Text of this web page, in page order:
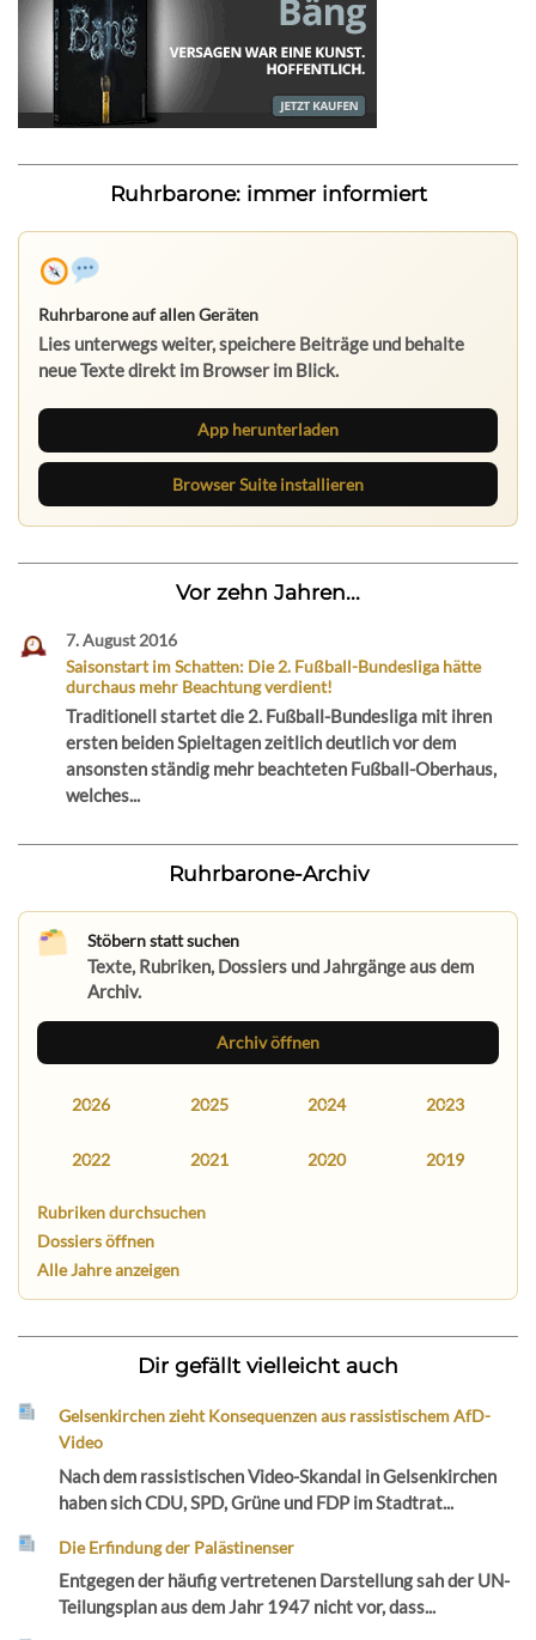
Ruhrbarone: immer informiert
Ruhrbarone auf allen Geräten
Lies unterwegs weiter, speichere Beiträge und behalte
neue Texte direkt im Browser im Blick.
App herunterladen
Browser Suite installieren
Vor zehn Jahren...
7. August 2016
Saisonstart im Schatten: Die 2. Fußball-Bundesliga hätte
durchaus mehr Beachtung verdient!
Traditionell startet die 2. Fußball-Bundesliga mit ihren
ersten beiden Spieltagen zeitlich deutlich vor dem
ansonsten ständig mehr beachteten Fußball-Oberhaus,
welches...
Ruhrbarone-Archiv
Stöbern statt suchen
Texte, Rubriken, Dossiers und Jahrgänge aus dem
Archiv.
Archiv öffnen
2026 2025 2024 2023
2022 2021 2020 2019
Rubriken durchsuchen
Dossiers öffnen
Alle Jahre anzeigen
Dir gefällt vielleicht auch
Gelsenkirchen zieht Konsequenzen aus rassistischem AfD-
Video
Nach dem rassistischen Video-Skandal in Gelsenkirchen
haben sich CDU, SPD, Grüne und FDP im Stadtrat...
Die Erfindung der Palästinenser
Entgegen der häufig vertretenen Darstellung sah der UN-
Teilungsplan aus dem Jahr 1947 nicht vor, dass...